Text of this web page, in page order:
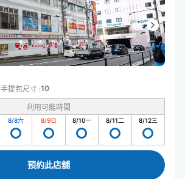
手提包尺寸 :10
利用可能時間
8/8六 8/9日 8/10一 8/11二 8/12三
預約此店舖